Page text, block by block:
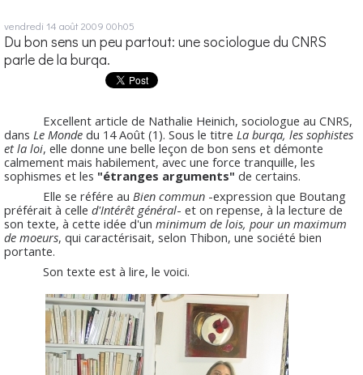
vendredi 14 août 2009 00h05
Du bon sens un peu partout: une sociologue du CNRS
parle de la burqa.
Excellent article de Nathalie Heinich, sociologue au CNRS,
dans Le Monde du 14 Août (1). Sous le titre La burqa, les sophistes
et la loi, elle donne une belle leçon de bon sens et démonte
calmement mais habilement, avec une force tranquille, les
sophismes et les "étranges arguments" de certains.
Elle se référe au Bien commun -expression que Boutang
préférait à celle d'Intérêt général- et on repense, à la lecture de
son texte, à cette idée d'un minimum de lois, pour un maximum
de moeurs, qui caractérisait, selon Thibon, une société bien
portante.
Son texte est à lire, le voici.